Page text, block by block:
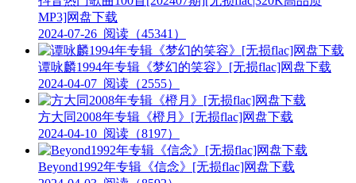
MP3]网盘下载
2024-07-26 阅读（45341）
谭咏麟1994年专辑《梦幻的笑容》[无损flac]网盘下载
2024-04-07 阅读（2555）
方大同2008年专辑《橙月》[无损flac]网盘下载
2024-04-10 阅读（8197）
Beyond1992年专辑《信念》[无损flac]网盘下载